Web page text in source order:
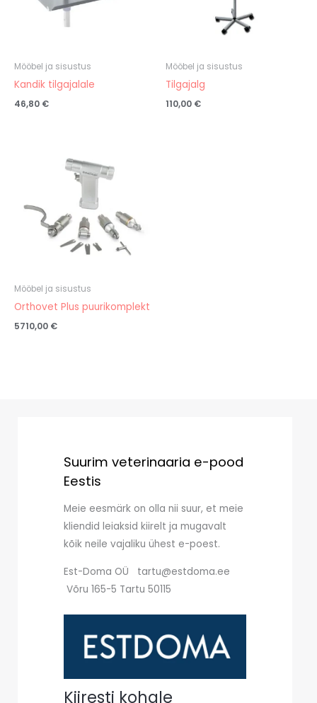
Mööbel ja sisustus
Kandik tilgajalale
46,80 €
Mööbel ja sisustus
Tilgajalg
110,00 €
Mööbel ja sisustus
Orthovet Plus puurikomplekt
5710,00 €
Suurim veterinaaria e-pood
Eestis
Meie eesmärk on olla nii suur, et meie
kliendid leiaksid kiirelt ja mugavalt
kõik neile vajaliku ühest e-poest.
Est-Doma OÜ tartu@estdoma.ee
Võru 165-5 Tartu 50115
Kiiresti kohale